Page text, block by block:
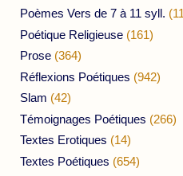
Poèmes Vers de 7 à 11 syll.
Poétique Religieuse (161)
Prose (364)
Réflexions Poétiques (942)
Slam (42)
Témoignages Poétiques (266)
Textes Erotiques (14)
Textes Poétiques (654)